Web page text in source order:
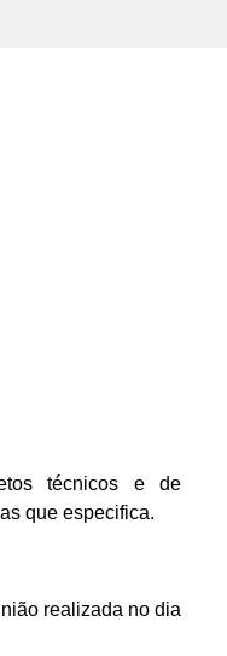
técnicos e de
que especifica.
realizada no dia